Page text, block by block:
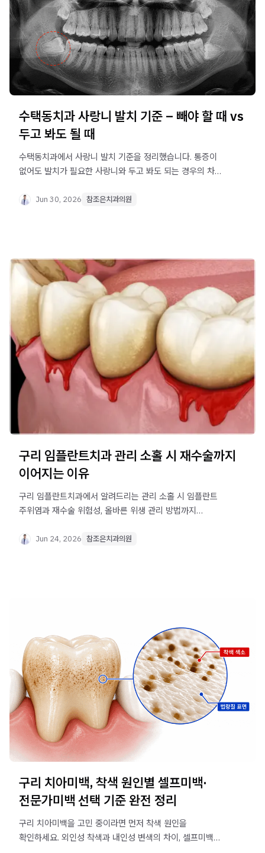
수택동치과 사랑니 발치 기준 – 빼야 할 때 vs
두고 봐도 될 때
수택동치과에서 사랑니 발치 기준을 정리했습니다. 통증이
없어도 발치가 필요한 사랑니와 두고 봐도 되는 경우의 차이,
Jun 30, 2026 참조은치과의원
구리 임플란트치과 관리 소홀 시 재수술까지
이어지는 이유
구리 임플란트치과에서 알려드리는 관리 소홀 시 임플란트
주위염과 재수술 위험성, 올바른 위생 관리 방법까지
Jun 24, 2026 참조은치과의원
구리 치아미백, 착색 원인별 셀프미백·
전문가미백 선택 기준 완전 정리
구리 치아미백을 고민 중이라면 먼저 착색 원인을
확인하세요. 외인성 착색과 내인성 변색의 차이, 셀프미백과